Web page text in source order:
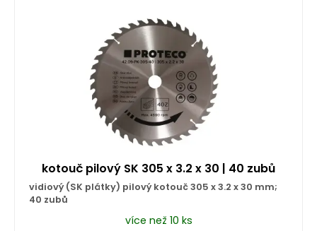
kotouč pilový SK 305 x 3.2 x 30 | 40 zubů
vidiový (SK plátky) pilový kotouč 305 x 3.2 x 30 mm;
40 zubů
více než 10 ks